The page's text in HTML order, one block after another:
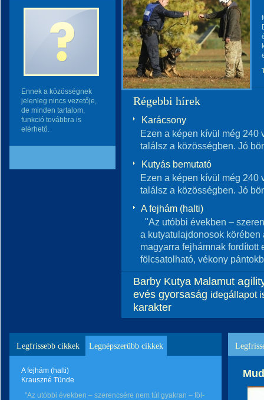
Ennek a közösségnek
jelenleg nincs vezetője,
de minden tartalom,
funkció továbbra is
elérhető.
Régebbi hírek
Karácsony
Ezen a képen kívül még 240
találsz a közösségben. Jó
Kutyás bemutató
Ezen a képen kívül még 240
találsz a közösségben. Jó
A fejhám (halti)
"Az utóbbi években –
a kutyatulajdonosok
magyarra fejhámnak
fölcsatolható, vékony
Barby Kutya Malamut
evés gyorsaság idegállapot
karakter
Legfrissebb cikkek Legnépszerűbb cikkek
A fejhám (halti)
Krauszné Tünde
"Az utóbbi években – szerencsére nem túl gyakran – föl-